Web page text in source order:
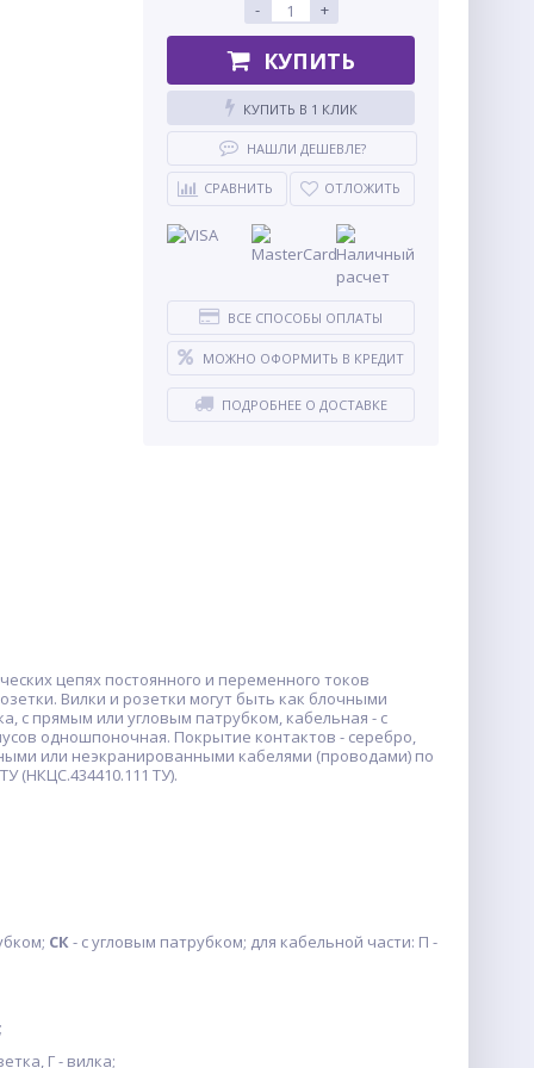
- +
КУПИТЬ
КУПИТЬ В 1 КЛИК
НАШЛИ ДЕШЕВЛЕ?
СРАВНИТЬ ОТЛОЖИТЬ
ВСЕ СПОСОБЫ ОПЛАТЫ
МОЖНО ОФОРМИТЬ В КРЕДИТ
ПОДРОБНЕЕ О ДОСТАВКЕ
цепях постоянного и переменного токов
Вилки и розетки могут быть как блочными
с прямым или угловым патрубком, кабельная - с
одношпоночная. Покрытие контактов - серебро,
или неэкранированными кабелями (проводами) по
(НКЦС.434410.111 ТУ).
СК- с угловым патрубком; для кабельной части: П -
Г - вилка;